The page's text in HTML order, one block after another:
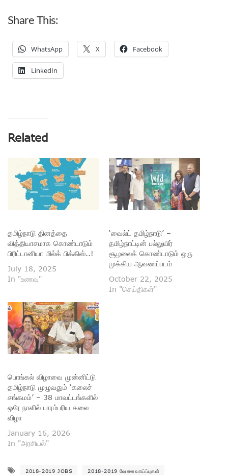
Share This:
WhatsApp X Facebook
LinkedIn
Related
தமிழ்நாடு தினத்தை
வித்தியாசமாக கொண்டாடும்
பிரிட்டானியா மில்க் பிக்கிஸ்..!
July 18, 2025
In "உணவு"
‘வைல்ட் தமிழ்நாடு’ –
தமிழ்நாட்டின் பல்லுயிர்
சூழலைக் கொண்டாடும் ஒரு
முக்கிய ஆவணப்படம்
October 22, 2025
In "செய்திகள்"
பொங்கல் விழாவை முன்னிட்டு
தமிழ்நாடு முழுவதும் ‘கலைச்
சங்கமம்’ – 38 மாவட்டங்களில்
ஒரே நாளில் பாரம்பரிய கலை
விழா
January 16, 2026
In "அரசியல்"
2018-2019 JOBS 2018-2019 வேலைவாய்ப்புகள்